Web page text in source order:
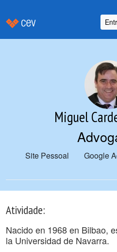
Miguel
Site Pessoal Google
Atividade:
Nacido en 1968 en Bilbao,
la Universidad de Navarra.